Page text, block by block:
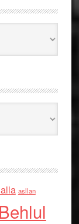
asllan
Behlul